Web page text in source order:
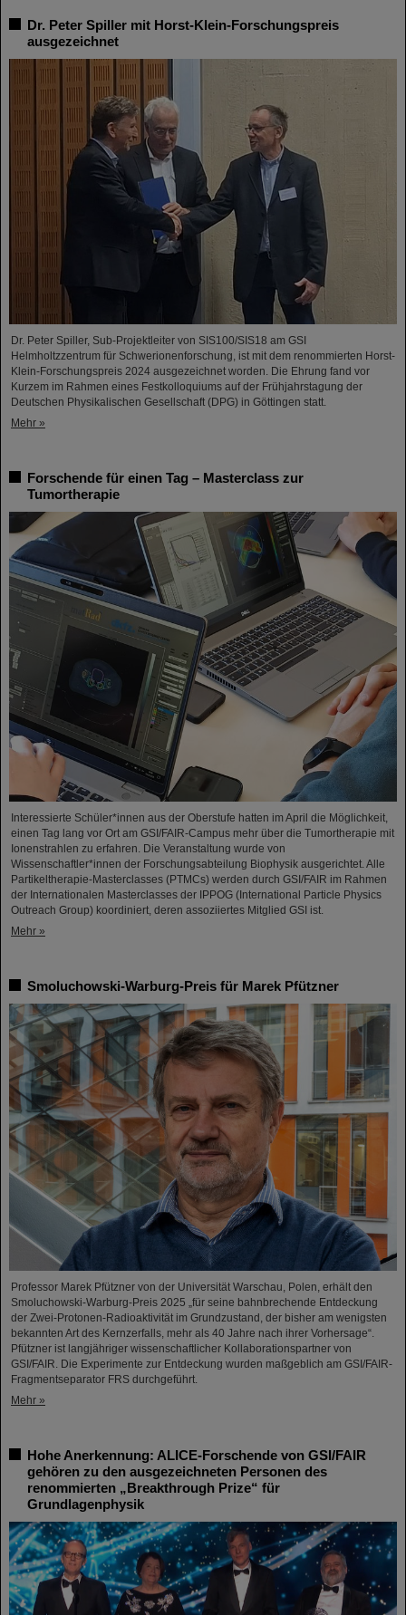
Dr. Peter Spiller mit Horst-Klein-Forschungspreis
ausgezeichnet
Dr. Peter Spiller, Sub-Projektleiter von SIS100/SIS18 am GSI
Helmholtzzentrum für Schwerionenforschung, ist mit dem renommierten Horst-
Klein-Forschungspreis 2024 ausgezeichnet worden. Die Ehrung fand vor
Kurzem im Rahmen eines Festkolloquiums auf der Frühjahrstagung der
Deutschen Physikalischen Gesellschaft (DPG) in Göttingen statt.
Mehr »
Forschende für einen Tag – Masterclass zur
Tumortherapie
Interessierte Schüler*innen aus der Oberstufe hatten im April die Möglichkeit,
einen Tag lang vor Ort am GSI/FAIR-Campus mehr über die Tumortherapie mit
Ionenstrahlen zu erfahren. Die Veranstaltung wurde von
Wissenschaftler*innen der Forschungsabteilung Biophysik ausgerichtet. Alle
Partikeltherapie-Masterclasses (PTMCs) werden durch GSI/FAIR im Rahmen
der Internationalen Masterclasses der IPPOG (International Particle Physics
Outreach Group) koordiniert, deren assoziiertes Mitglied GSI ist.
Mehr »
Smoluchowski-Warburg-Preis für Marek Pfützner
Professor Marek Pfützner von der Universität Warschau, Polen, erhält den
Smoluchowski-Warburg-Preis 2025 „für seine bahnbrechende Entdeckung
der Zwei-Protonen-Radioaktivität im Grundzustand, der bisher am wenigsten
bekannten Art des Kernzerfalls, mehr als 40 Jahre nach ihrer Vorhersage“.
Pfützner ist langjähriger wissenschaftlicher Kollaborationspartner von
GSI/FAIR. Die Experimente zur Entdeckung wurden maßgeblich am GSI/FAIR-
Fragmentseparator FRS durchgeführt.
Mehr »
Hohe Anerkennung: ALICE-Forschende von GSI/FAIR
gehören zu den ausgezeichneten Personen des
renommierten „Breakthrough Prize“ für
Grundlagenphysik